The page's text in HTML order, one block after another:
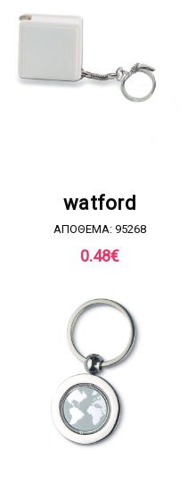
watford
ΑΠΟΘΕΜΑ: 95268
0.48€